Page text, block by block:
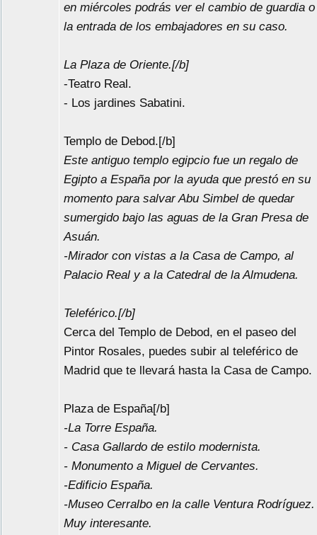
en miércoles podrás ver el cambio de guardia o
la entrada de los embajadores en su caso.
La Plaza de Oriente.[/b]
-Teatro Real.
- Los jardines Sabatini.
Templo de Debod.[/b]
Este antiguo templo egipcio fue un regalo de
Egipto a España por la ayuda que prestó en su
momento para salvar Abu Simbel de quedar
sumergido bajo las aguas de la Gran Presa de
Asuán.
-Mirador con vistas a la Casa de Campo, al
Palacio Real y a la Catedral de la Almudena.
Teleférico.[/b]
Cerca del Templo de Debod, en el paseo del
Pintor Rosales, puedes subir al teleférico de
Madrid que te llevará hasta la Casa de Campo.
Plaza de España[/b]
-La Torre España.
- Casa Gallardo de estilo modernista.
- Monumento a Miguel de Cervantes.
-Edificio España.
-Museo Cerralbo en la calle Ventura Rodríguez.
Muy interesante.